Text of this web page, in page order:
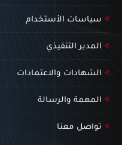
سياسات الأستخدام
المدير التنفيذي
الشهادات والاعتمادات
المهمة والرسالة
تواصل معنا